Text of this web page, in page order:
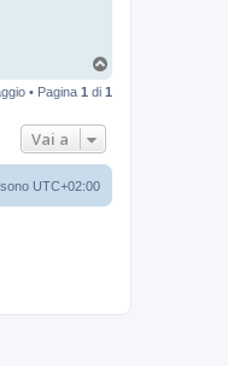
p
• Pagina 1 di 1
Vai a
UTC+02:00